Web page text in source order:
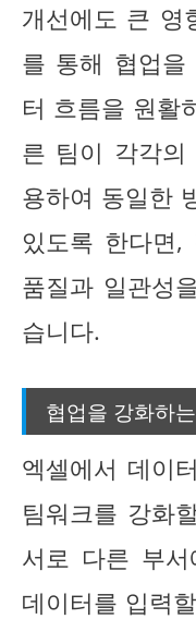
개선에도 큰 영
를 통해 협업을
터 흐름을 원활
른 팀이 각각
용하여 동일한
있도록 한다면
품질과 일관성
습니다.
협업을 강화하
엑셀에서 데이
팀워크를 강화
서로 다른 부
데이터를 입력